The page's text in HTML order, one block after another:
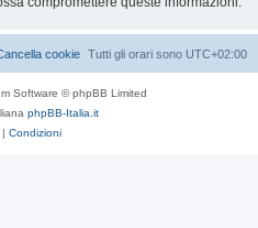
Tutti gli orari sono UTC+02:00
cookie
Software © phpBB Limited
phpBB-Italia.it
| Condizioni